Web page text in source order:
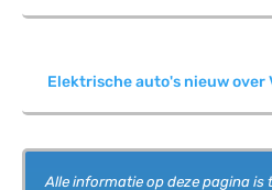
Elektrische auto's nieuw over
Alle informatie op deze pagina is